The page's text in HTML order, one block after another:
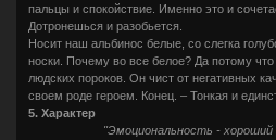
пальцы и спокойствие. Именно это и
Дотронешься и разобьется.
Носит наш альбинос белые, со слегка
носки. Почему во все белое? Да потому
людских пороков. Он чист от негативных
своем роде героем. Конец. – Тонкая и
5. Характер
"Эмоциональность - хороший